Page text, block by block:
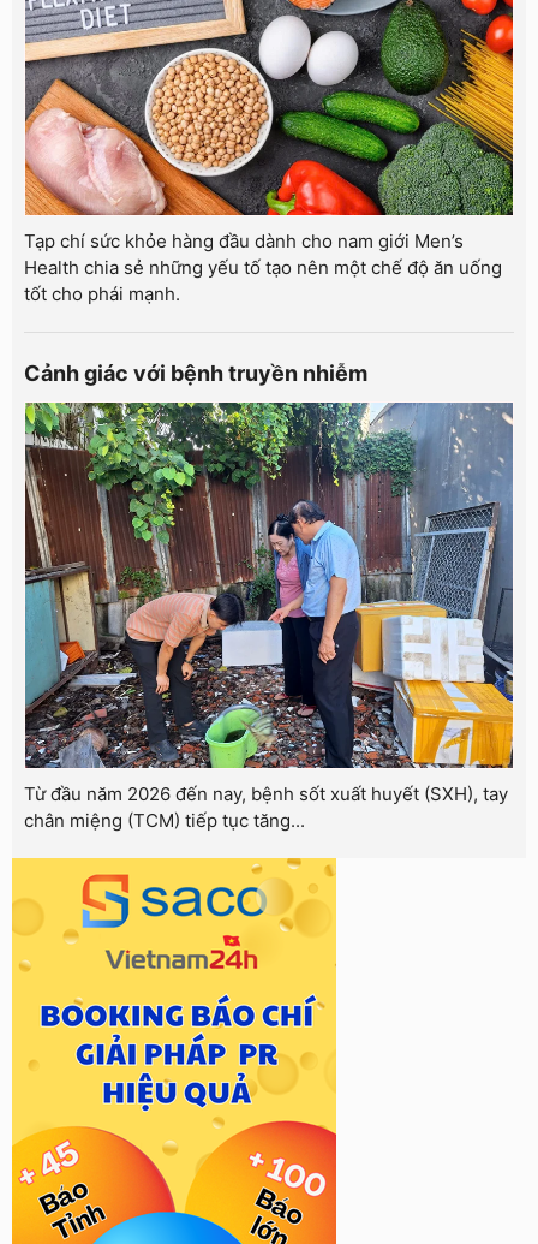
Tạp chí sức khỏe hàng đầu dành cho nam giới Men’s
Health chia sẻ những yếu tố tạo nên một chế độ ăn uống
tốt cho phái mạnh.
Cảnh giác với bệnh truyền nhiễm
Từ đầu năm 2026 đến nay, bệnh sốt xuất huyết (SXH), tay
chân miệng (TCM) tiếp tục tăng...